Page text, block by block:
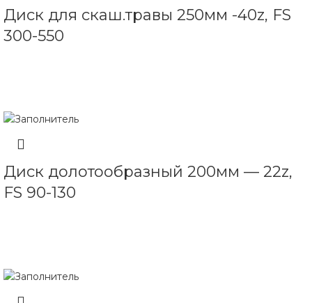
Диск для скаш.травы 250мм -40z, FS
300-550
Диск долотообразный 200мм — 22z,
FS 90-130